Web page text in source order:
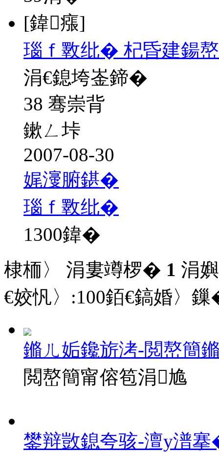
[鍏瘬]
瑙ｆ斁纰� 杞昏建鍚
涓€鎴垮崟鍗�
38 骞崇背
鏉ㄥ垰
2007-08-30
娓濅腑鍖�
瑙ｆ斁纰�
1300鍏�
棣栭〉 涓婁竴椤� 1 涓
€姣忛〉:100銆€鎬婚〉
鏅ㄦ姤鑱旂洘-閲嶅簡
閲嶅簡甯傛笣涓尯
鐢辩敳鎴夸骇-澶у潽